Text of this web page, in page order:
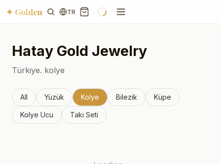
✦ Golden TR
Hatay Gold Jewelry
Türkiye. kolye
All Yüzük Kolye Bilezik Küpe
Kolye Ucu Takı Seti